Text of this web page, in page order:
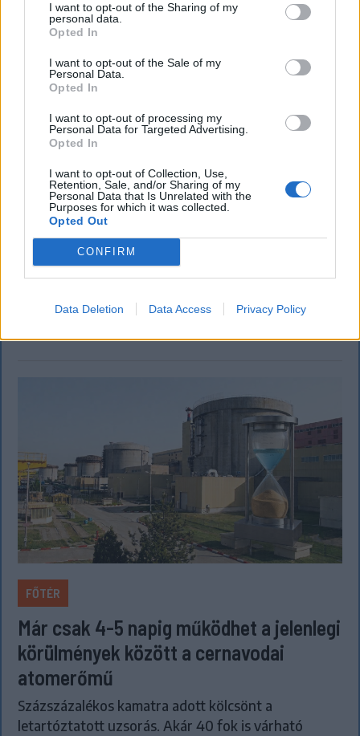
I want to opt-out of the Sharing of my
personal data.
Opted In
I want to opt-out of the Sale of my
Personal Data.
Opted In
I want to opt-out of processing my
Personal Data for Targeted Advertising.
Opted In
I want to opt-out of Collection, Use,
Retention, Sale, and/or Sharing of my
Personal Data that Is Unrelated with the
Purposes for which it was collected.
Opted Out
CONFIRM
Data Deletion Data Access Privacy Policy
KRÓNIKA
Majka életveszélyes fenyegetés miatt
lemondta erdélyi koncertjét
Majka életveszélyes fenyegetést kapott, és emiatt
lemondta a sepsiszentgyörgyi SIC Fesztre tervezett
koncertjét. Majka ezt szerdán a Facebook-oldalán
FŐTÉR
Már csak 4-5 napig működhet a jelenlegi
körülmények között a cernavodai
atomerőmű
Százszázalékos kamatra adott kölcsönt a
letartóztatott uzsorás. Akár 40 fok is várható